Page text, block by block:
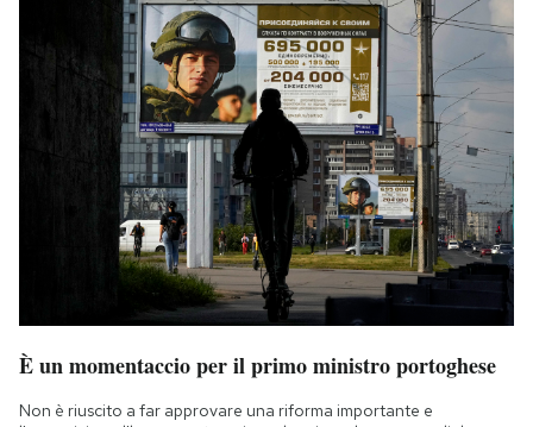
È un momentaccio per il primo ministro portoghese
Non è riuscito a far approvare una riforma importante e